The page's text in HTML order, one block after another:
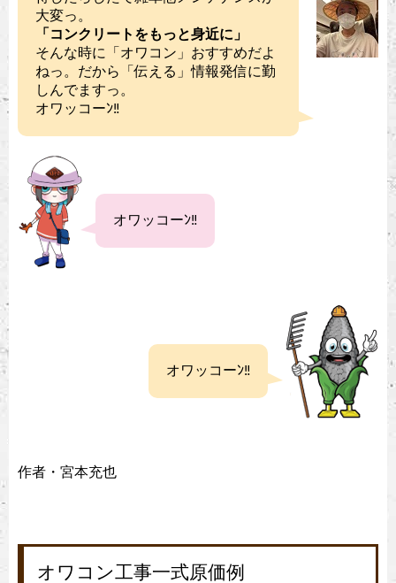
大変っ。
「コンクリートをもっと身近に」
そんな時に「オワコン」おすすめだよ
ねっ。だから「伝える」情報発信に勤
しんでますっ。
オワッコーﾝ‼︎
オワッコーﾝ‼
オワッコーﾝ‼
作者・宮本充也
オワコン工事一式原価例